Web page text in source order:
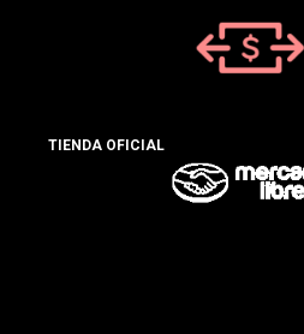
TIENDA OFICIAL